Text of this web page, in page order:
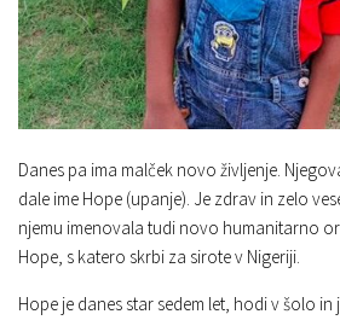
Danes pa ima malček novo življenje.
dale ime Hope (upanje). Je zdrav in zelo
njemu imenovala tudi novo humanitarno
Hope, s katero skrbi za sirote v Nigeriji.
Hope je danes star sedem let, hodi v šolo